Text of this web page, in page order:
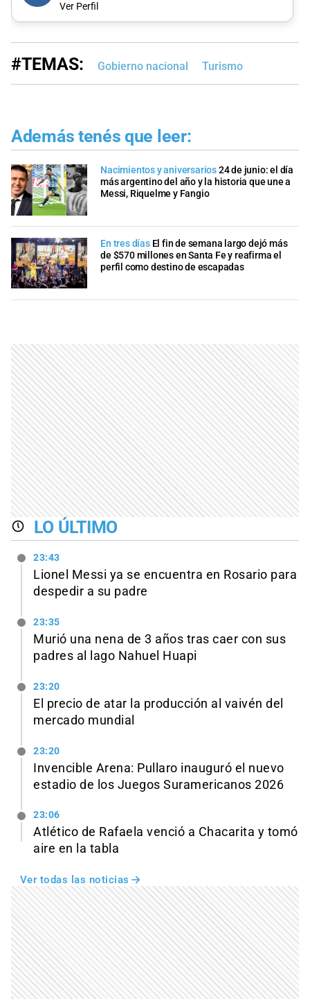
Ver Perfil
#TEMAS: Gobierno nacional Turismo
Además tenés que leer:
Nacimientos y aniversarios24 de junio: el día
más argentino del año y la historia que une a
Messi, Riquelme y Fangio
En tres días El fin de semana largo dejó más
de $570 millones en Santa Fe y reafirma el
perfil como destino de escapadas
LO ÚLTIMO
23:43
Lionel Messi ya se encuentra en Rosario para
despedir a su padre
23:35
Murió una nena de 3 años tras caer con sus
padres al lago Nahuel Huapi
23:20
El precio de atar la producción al vaivén del
mercado mundial
23:20
Invencible Arena: Pullaro inauguró el nuevo
estadio de los Juegos Suramericanos 2026
23:06
Atlético de Rafaela venció a Chacarita y tomó
aire en la tabla
Ver todas las noticias